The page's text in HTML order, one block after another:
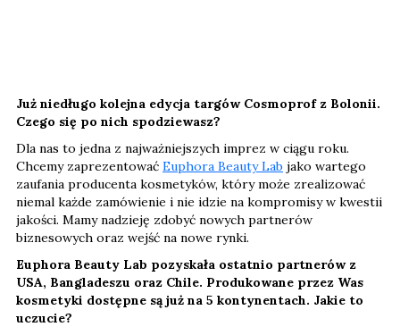
Już niedługo kolejna edycja targów Cosmoprof z Bolonii.
Czego się po nich spodziewasz?
Dla nas to jedna z najważniejszych imprez w ciągu roku.
Chcemy zaprezentować Euphora Beauty Lab jako wartego
zaufania producenta kosmetyków, który może zrealizować
niemal każde zamówienie i nie idzie na kompromisy w kwestii
jakości. Mamy nadzieję zdobyć nowych partnerów
biznesowych oraz wejść na nowe rynki.
Euphora Beauty Lab pozyskała ostatnio partnerów z
USA, Bangladeszu oraz Chile. Produkowane przez Was
kosmetyki dostępne są już na 5 kontynentach. Jakie to
uczucie?